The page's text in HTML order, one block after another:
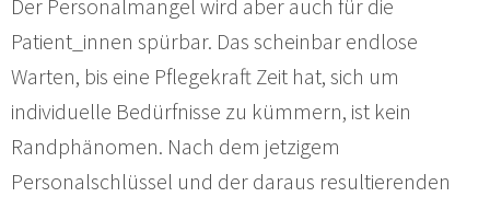
Der Personalmangel wird aber auch für die
Patient_innen spürbar. Das scheinbar endlose
Warten, bis eine Pflegekraft Zeit hat, sich um
individuelle Bedürfnisse zu kümmern, ist kein
Randphänomen. Nach dem jetzigem
Personalschlüssel und der daraus resultierenden